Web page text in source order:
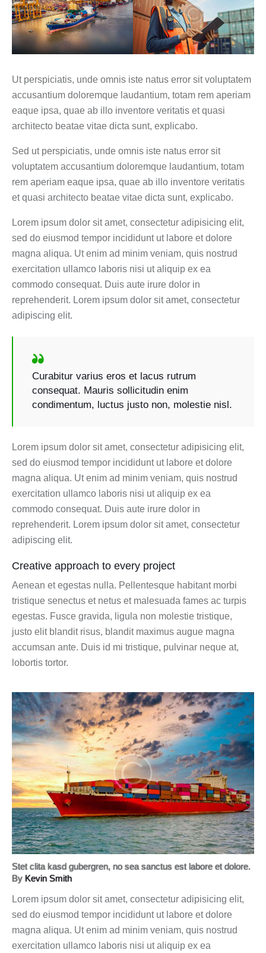
Ut perspiciatis, unde omnis iste natus error sit voluptatem
accusantium doloremque laudantium, totam rem aperiam
eaque ipsa, quae ab illo inventore veritatis et quasi
architecto beatae vitae dicta sunt, explicabo.
Sed ut perspiciatis, unde omnis iste natus error sit
voluptatem accusantium doloremque laudantium, totam
rem aperiam eaque ipsa, quae ab illo inventore veritatis
et quasi architecto beatae vitae dicta sunt, explicabo.
Lorem ipsum dolor sit amet, consectetur adipisicing elit,
sed do eiusmod tempor incididunt ut labore et dolore
magna aliqua. Ut enim ad minim veniam, quis nostrud
exercitation ullamco laboris nisi ut aliquip ex ea
commodo consequat. Duis aute irure dolor in
reprehenderit. Lorem ipsum dolor sit amet, consectetur
adipiscing elit.
Curabitur varius eros et lacus rutrum
consequat. Mauris sollicitudin enim
condimentum, luctus justo non, molestie nisl.
Lorem ipsum dolor sit amet, consectetur adipisicing elit,
sed do eiusmod tempor incididunt ut labore et dolore
magna aliqua. Ut enim ad minim veniam, quis nostrud
exercitation ullamco laboris nisi ut aliquip ex ea
commodo consequat. Duis aute irure dolor in
reprehenderit. Lorem ipsum dolor sit amet, consectetur
adipiscing elit.
Creative approach to every project
Aenean et egestas nulla. Pellentesque habitant morbi
tristique senectus et netus et malesuada fames ac turpis
egestas. Fusce gravida, ligula non molestie tristique,
justo elit blandit risus, blandit maximus augue magna
accumsan ante. Duis id mi tristique, pulvinar neque at,
lobortis tortor.
Stet clita kasd gubergren, no sea sanctus est labore et dolore.
By Kevin Smith
Lorem ipsum dolor sit amet, consectetur adipisicing elit,
sed do eiusmod tempor incididunt ut labore et dolore
magna aliqua. Ut enim ad minim veniam, quis nostrud
exercitation ullamco laboris nisi ut aliquip ex ea